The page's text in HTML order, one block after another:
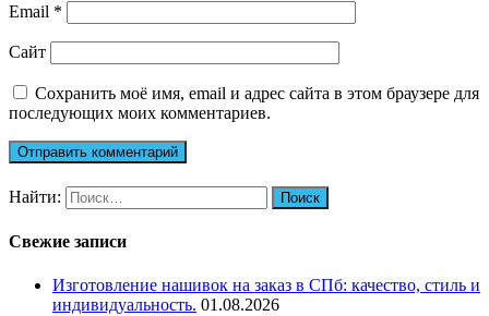
Email *
Сайт
Сохранить моё имя, email и адрес сайта в этом браузере для
последующих моих комментариев.
Найти:
Свежие записи
Изготовление нашивок на заказ в СПб: качество, стиль и
индивидуальность. 01.08.2026